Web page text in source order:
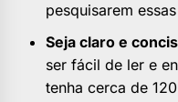
pesquisarem
Seja claro e
ser fácil de ler e
tenha cerca de